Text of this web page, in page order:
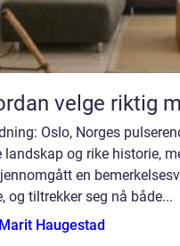
velge riktig
Oslo, Norges
landskap og rike historie,
en
og tiltrekker seg nå både...
Haugestad